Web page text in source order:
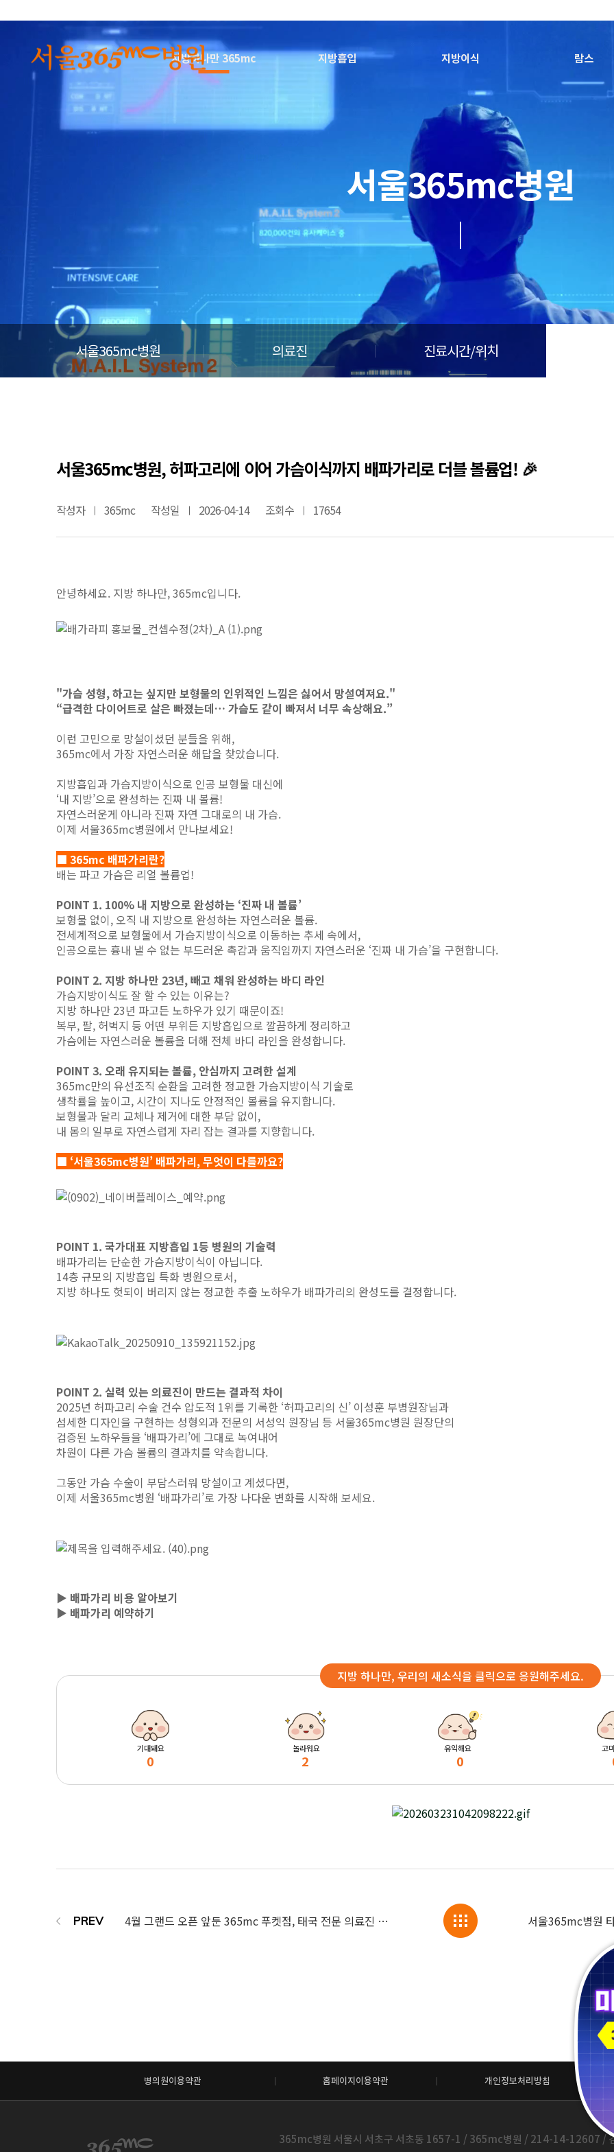
지방하나만 365mc 지방흡입 지방이식 람스
서울365mc병원
서울365mc병원 의료진 진료시간/위치
서울365mc병원, 허파고리에 이어 가슴이식까지 배파가리로 더블 볼륨업! 🎉
작성자 365mc 작성일 2026-04-14 조회수 17654
안녕하세요. 지방 하나만, 365mc입니다.
"가슴 성형, 하고는 싶지만 보형물의 인위적인 느낌은 싫어서 망설여져요."
“급격한 다이어트로 살은 빠졌는데… 가슴도 같이 빠져서 너무 속상해요.”
이런 고민으로 망설이셨던 분들을 위해,
365mc에서 가장 자연스러운 해답을 찾았습니다.
지방흡입과 가슴지방이식으로 인공 보형물 대신에
‘내 지방’으로 완성하는 진짜 내 볼륨!
자연스러운게 아니라 진짜 자연 그대로의 내 가슴.
이제 서울365mc병원에서 만나보세요!
■ 365mc 배파가리란?
배는 파고 가슴은 리얼 볼륨업!
POINT 1. 100% 내 지방으로 완성하는 ‘진짜 내 볼륨’
보형물 없이, 오직 내 지방으로 완성하는 자연스러운 볼륨.
전세계적으로 보형물에서 가슴지방이식으로 이동하는 추세 속에서,
인공으로는 흉내 낼 수 없는 부드러운 촉감과 움직임까지 자연스러운 ‘진짜 내 가슴’을 구현합니다.
POINT 2. 지방 하나만 23년, 빼고 채워 완성하는 바디 라인
가슴지방이식도 잘 할 수 있는 이유는?
지방 하나만 23년 파고든 노하우가 있기 때문이죠!
복부, 팔, 허벅지 등 어떤 부위든 지방흡입으로 깔끔하게 정리하고
가슴에는 자연스러운 볼륨을 더해 전체 바디 라인을 완성합니다.
POINT 3. 오래 유지되는 볼륨, 안심까지 고려한 설계
365mc만의 유선조직 순환을 고려한 정교한 가슴지방이식 기술로
생착률을 높이고, 시간이 지나도 안정적인 볼륨을 유지합니다.
보형물과 달리 교체나 제거에 대한 부담 없이,
내 몸의 일부로 자연스럽게 자리 잡는 결과를 지향합니다.
■ ‘서울365mc병원’ 배파가리, 무엇이 다를까요?
POINT 1. 국가대표 지방흡입 1등 병원의 기술력
배파가리는 단순한 가슴지방이식이 아닙니다.
14층 규모의 지방흡입 특화 병원으로서,
지방 하나도 헛되이 버리지 않는 정교한 추출 노하우가 배파가리의 완성도를 결정합니다.
POINT 2. 실력 있는 의료진이 만드는 결과적 차이
2025년 허파고리 수술 건수 압도적 1위를 기록한 ‘허파고리의 신’ 이성훈 부병원장님과
섬세한 디자인을 구현하는 성형외과 전문의 서성익 원장님 등 서울365mc병원 원장단의
검증된 노하우들을 ‘배파가리’에 그대로 녹여내어
차원이 다른 가슴 볼륨의 결과치를 약속합니다.
그동안 가슴 수술이 부담스러워 망설이고 계셨다면,
이제 서울365mc병원 ‘배파가리’로 가장 나다운 변화를 시작해 보세요.
▶ 배파가리 비용 알아보기
▶ 배파가리 예약하기
지방 하나만, 우리의 새소식을 클릭으로 응원해주세요.
기대돼요
0
놀라워요
2
유익해요
0
고
4월 그랜드 오픈 앞둔 365mc 푸켓점, 태국 전문 의료진 LAMS 교육 완료! 현지는 이미 기대감 고조!
병의원이용약관 홈페이지이용약관 개인정보처리방침
365mc병원 서울시 서초구 서초동 1657-1 / 365mc병원 / 214-14-12607 /